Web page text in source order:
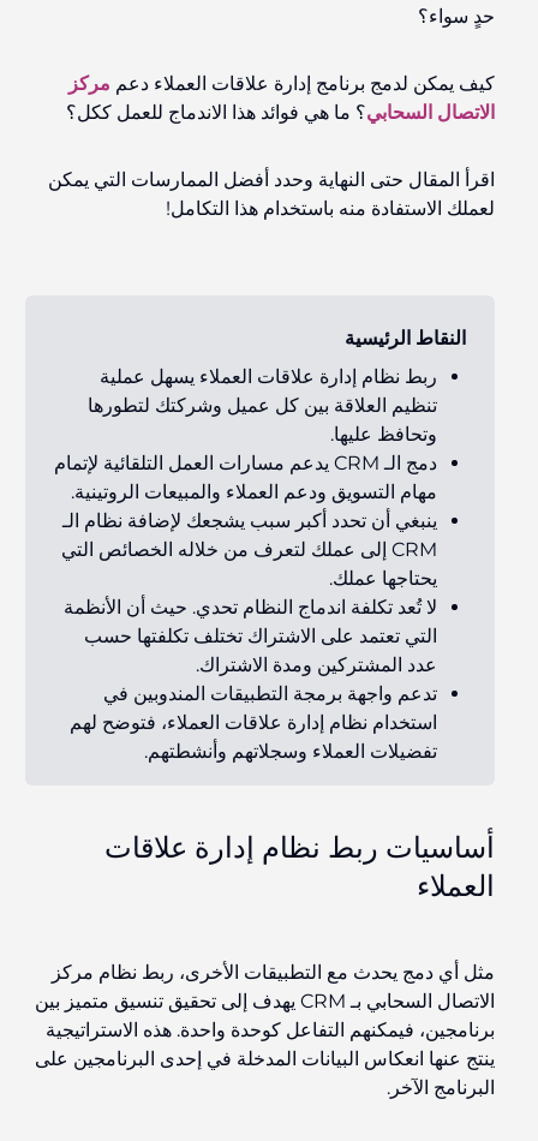
حدٍ سواء؟
كيف يمكن لدمج برنامج إدارة علاقات العملاء دعم مركز
الاتصال السحابي؟ ما هي فوائد هذا الاندماج للعمل ككل؟
اقرأ المقال حتى النهاية وحدد أفضل الممارسات التي يمكن
لعملك الاستفادة منه باستخدام هذا التكامل!
النقاط الرئيسية
ربط نظام إدارة علاقات العملاء يسهل عملية
تنظيم العلاقة بين كل عميل وشركتك لتطورها
وتحافظ عليها.
دمج الـ CRM يدعم مسارات العمل التلقائية لإتمام
مهام التسويق ودعم العملاء والمبيعات الروتينية.
ينبغي أن تحدد أكبر سبب يشجعك لإضافة نظام الـ
CRM إلى عملك لتعرف من
خلاله الخصائص التي
يحتاجها عملك.
لا تُعد تكلفة اندماج النظام تحدي. حيث أن الأنظمة
التي تعتمد على الاشتراك تختلف تكلفتها حسب
عدد المشتركين ومدة الاشتراك.
تدعم واجهة برمجة التطبيقات المندوبين في
استخدام نظام إدارة علاقات العملاء، فتوضح لهم
تفضيلات العملاء وسجلاتهم وأنشطتهم.
أساسيات ربط نظام إدارة علاقات
العملاء
مثل أي دمج يحدث مع التطبيقات الأخرى، ربط نظام مركز
الاتصال السحابي بـ CRM يهدف إلى تحقيق تنسيق متميز بين
برنامجين، فيمكنهم التفاعل كوحدة واحدة. هذه الاستراتيجية
ينتج عنها انعكاس البيانات المدخلة في إحدى البرنامجين على
البرنامج الآخر.